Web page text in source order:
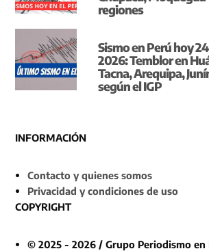
regiones
Sismo en Perú hoy
2026: Temblor en
Tacna, Arequipa,
según el IGP
INFORMACIÓN
Contacto y quienes somos
Privacidad y condiciones de uso
COPYRIGHT
© 2025 - 2026 / Grupo Periodismo en